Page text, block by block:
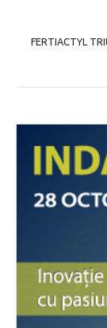
FERTIACTYL